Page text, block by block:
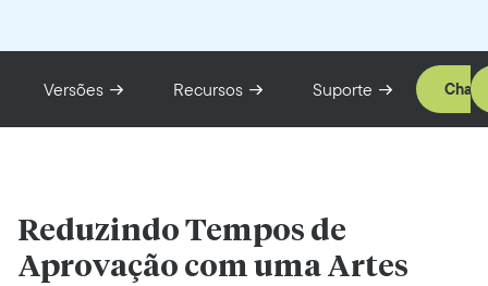
Versões Recursos Suporte
Reduzindo Tempos de
Aprovação com uma Artes